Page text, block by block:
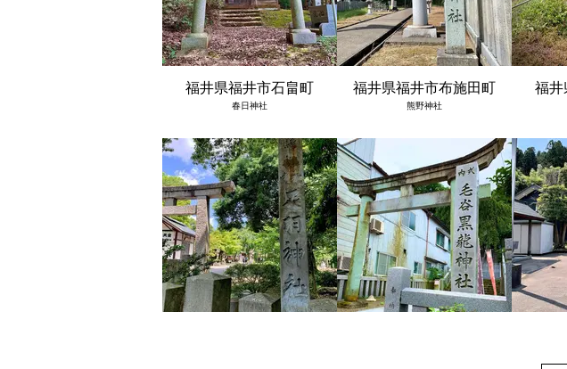
福井県福井市石畠町
春日神社
福井県福井市布施田町
熊野神社
福井